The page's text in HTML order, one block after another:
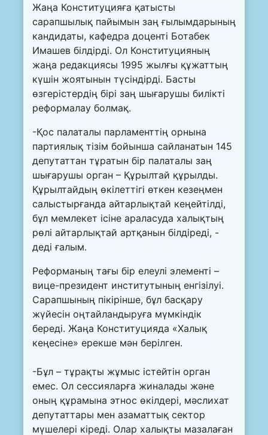
Жаңа Конституцияға қатысты
сарапшылық пайымын заң ғылымдарының
кандидаты, кафедра доценті Ботабек
Имашев білдірді. Ол Конституцияның
жаңа редакциясы 1995 жылғы құжаттың
күшін жоятынын түсіндірді. Басты
өзгерістердің бірі заң шығарушы билікті
реформалау болмақ.
-Қос палаталы парламенттің орнына
партиялық тізім бойынша сайланатын 145
депутаттан тұратын бір палаталы заң
шығарушы орган – Құрылтай құрылды.
Құрылтайдың өкілеттігі өткен кезеңмен
салыстырғанда айтарлықтай кеңейтілді,
бұл мемлекет ісіне араласуда халықтың
рөлі айтарлықтай артқанын білдіреді, -
деді ғалым.
Реформаның тағы бір елеулі элементі –
вице-президент институтының енгізілуі.
Сарапшының пікірінше, бұл басқару
жүйесін оңтайландыруға мүмкіндік
береді. Жаңа Конституцияда «Халық
кеңесіне» ерекше мән берілген.
-Бұл – тұрақты жұмыс істейтін орган
емес. Ол сессияларға жиналады және
оның құрамына этнос өкілдері, мәслихат
депутаттары мен азаматтық сектор
мүшелері кіреді. Олар халықты мазалаған